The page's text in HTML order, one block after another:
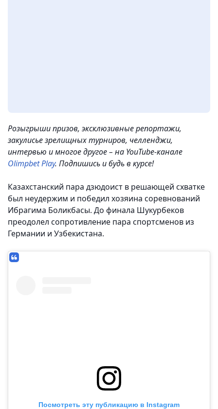
Розыгрыши призов, эксклюзивные репортажи,
закулисье зрелищных турниров, челленджи,
интервью и многое другое – на YouTube-канале
Olimpbet Play. Подпишись и будь в курсе!
Казахстанский пара дзюдоист в решающей схватке
был неудержим и победил хозяина соревнований
Ибрагима Боликбасы. До финала Шукурбеков
преодолел сопротивление пара спортсменов из
Германии и Узбекистана.
Посмотреть эту публикацию в Instagram